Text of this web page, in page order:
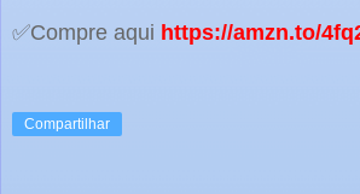
✅Compre aqui https://amzn.to/
Compartilhar